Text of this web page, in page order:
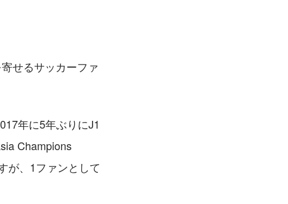
せるサッカーファ
年に5年ぶりにJ1
Champions
が、1ファンとして